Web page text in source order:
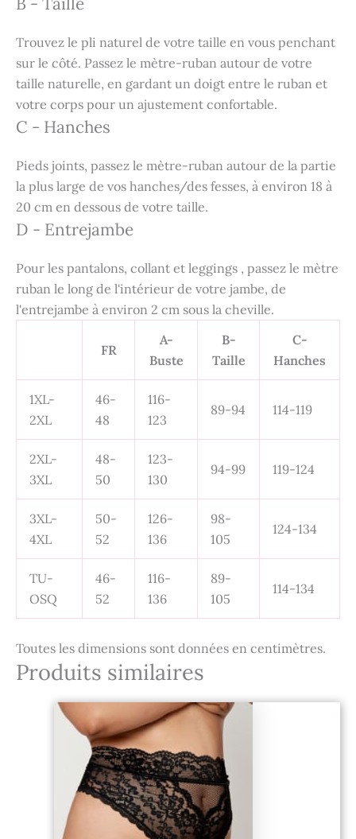
Trouvez le pli naturel de votre taille en vous penchant
sur le côté. Passez le mètre-ruban autour de votre
taille naturelle, en gardant un doigt entre le ruban et
votre corps pour un ajustement confortable.
C - Hanches
Pieds joints, passez le mètre-ruban autour de la partie
la plus large de vos hanches/des fesses, à environ 18 à
20 cm en dessous de votre taille.
D - Entrejambe
Pour les pantalons, collant et leggings , passez le mètre
ruban le long de l'intérieur de votre jambe, de
l'entrejambe à environ 2 cm sous la cheville.
FR
A-
Buste
B-
Taille
C-
Hanches
1XL-
2XL
46-
48
116-
123
89-94 114-119
2XL-
3XL
48-
50
123-
130
94-99 119-124
3XL-
4XL
50-
52
126-
136
98-
105
124-134
TU-
OSQ
46-
52
116-
136
89-
105
114-134
Toutes les dimensions sont données en centimètres.
Produits similaires